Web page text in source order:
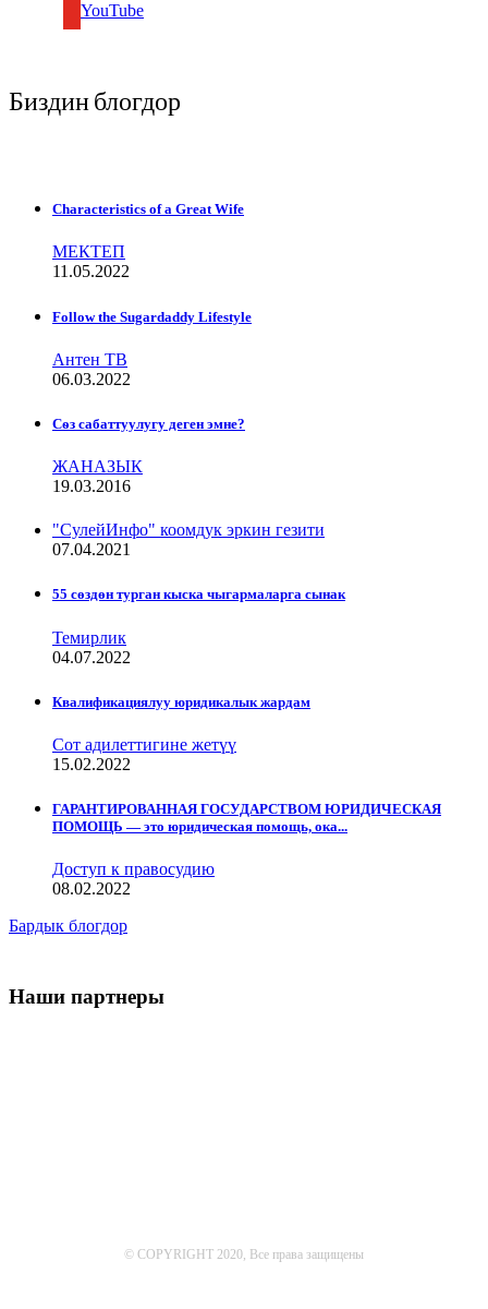
YouTube
Биздин блогдор
Characteristics of a Great Wife
МЕКТЕП
11.05.2022
Follow the Sugardaddy Lifestyle
Антен ТВ
06.03.2022
Сѳз сабаттуулугу деген эмне?
ЖАНАЗЫК
19.03.2016
"СулейИнфо" коомдук эркин гезити
07.04.2021
55 сөздөн турган кыска чыгармаларга сынак
Темирлик
04.07.2022
Квалификациялуу юридикалык жардам
Сот адилеттигине жетүү
15.02.2022
ГАРАНТИРОВАННАЯ ГОСУДАРСТВОМ ЮРИДИЧЕСКАЯ
ПОМОЩЬ — это юридическая помощь, ока...
Доступ к правосудию
08.02.2022
Бардык блогдор
Наши партнеры
© COPYRIGHT 2020, Все права защищены